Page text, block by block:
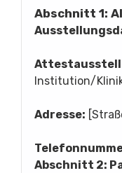
Abschnitt 1:
Institution/
Adresse:
Abschnitt 2: